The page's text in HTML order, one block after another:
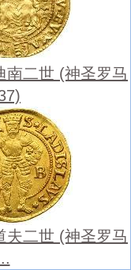
南二世 (神圣罗马
夫二世 (神圣罗马